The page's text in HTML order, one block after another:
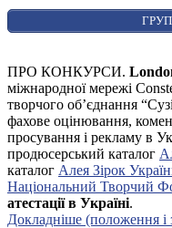
ПРО КОНКУРСИ.
міжнародної мережі
творчого об’єднання
фахове оцінювання,
просування і рекламу в
продюсерський каталог
каталог Алея Зірок
Національний Творчий
атестації в Україні.
Докладніше (положення і